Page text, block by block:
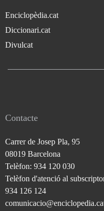
Enciclopèdia.cat
Diccionari.cat
Divulcat
Contacte
Carrer de Josep Pla, 95
08019 Barcelona
Telèfon: 934 120 030
Telèfon d'atenció al
934 126 124